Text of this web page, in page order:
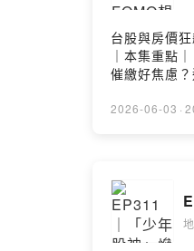
台股與房價
｜本集重點
催繳好焦慮？
⭐YT影音版
2026-06-03 ·